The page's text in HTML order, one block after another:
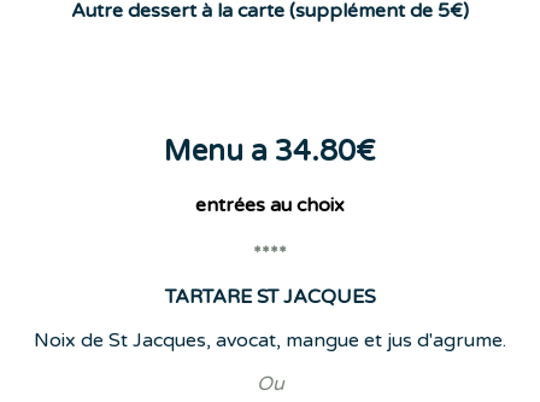
Autre dessert à la carte (supplément de 5€)
Menu a 34.80€
entrées au choix
****
TARTARE ST JACQUES
Noix de St Jacques, avocat, mangue et jus d'agrume.
Ou